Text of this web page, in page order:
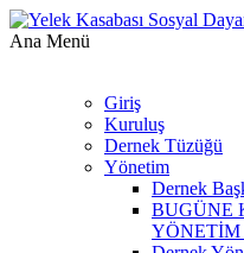
Ana Menü
Giriş
Kuruluş
Dernek Tüzüğü
Yönetim
Dernek
BUGÜNE